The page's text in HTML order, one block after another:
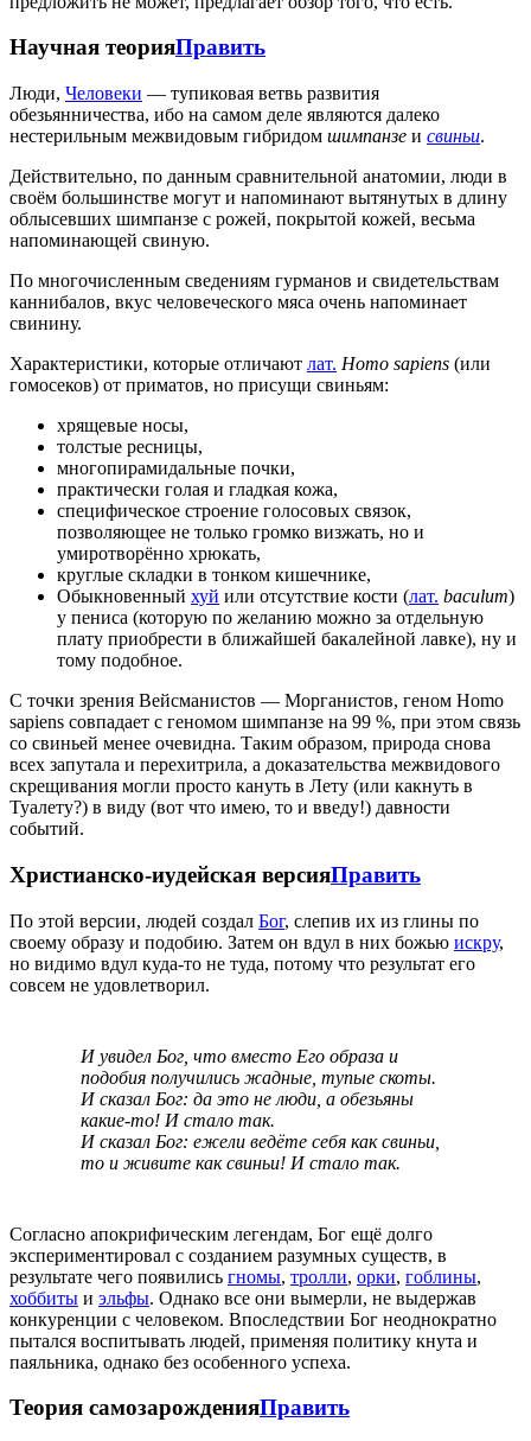
Научная теорияПравить
Люди, Человеки — тупиковая ветвь развития
обезьянничества, ибо на самом деле являются далеко
нестерильным межвидовым гибридом шимпанзе и свиньи.
Действительно, по данным сравнительной анатомии, люди в
своём большинстве могут и напоминают вытянутых в длину
облысевших шимпанзе с рожей, покрытой кожей, весьма
напоминающей свиную.
По многочисленным сведениям гурманов и свидетельствам
каннибалов, вкус человеческого мяса очень напоминает
свинину.
Характеристики, которые отличают лат. Homo sapiens (или
гомосеков) от приматов, но присущи свиньям:
хрящевые носы,
толстые ресницы,
многопирамидальные почки,
практически голая и гладкая кожа,
специфическое строение голосовых связок,
позволяющее не только громко визжать, но и
умиротворённо хрюкать,
круглые складки в тонком кишечнике,
Обыкновенный хуй или отсутствие кости (лат. baculum)
у пениса (которую по желанию можно за отдельную
плату приобрести в ближайшей бакалейной лавке), ну и
тому подобное.
С точки зрения Вейсманистов — Морганистов, геном Homo
sapiens совпадает с геномом шимпанзе на 99 %, при этом связь
со свиньей менее очевидна. Таким образом, природа снова
всех запутала и перехитрила, а доказательства межвидового
скрещивания могли просто кануть в Лету (или какнуть в
Туалету?) в виду (вот что имею, то и введу!) давности
событий.
Христианско-иудейская версияПравить
По этой версии, людей создал Бог, слепив их из глины по
своему образу и подобию. Затем он вдул в них божью искру,
но видимо вдул куда-то не туда, потому что результат его
совсем не удовлетворил.
И увидел Бог, что вместо Его образа и
подобия получились жадные, тупые скоты.
И сказал Бог: да это не люди, а обезьяны
какие-то! И стало так.
И сказал Бог: ежели ведёте себя как свиньи,
то и живите как свиньи! И стало так.
Согласно апокрифическим легендам, Бог ещё долго
экспериментировал с созданием разумных существ, в
результате чего появились гномы, тролли, орки, гоблины,
хоббиты и эльфы. Однако все они вымерли, не выдержав
конкуренции с человеком. Впоследствии Бог неоднократно
пытался воспитывать людей, применяя политику кнута и
паяльника, однако без особенного успеха.
Теория самозарожденияПравить